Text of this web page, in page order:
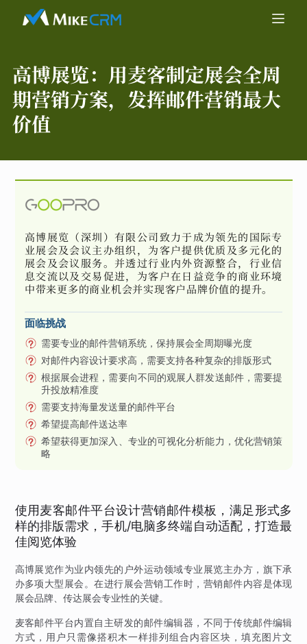
高博展览： 用麦客制定展会全周
期营销方案，发挥邮件营销最大
价值
高博展览（深圳）有限公司致力于成为领先的国际专
业展会及会议主办组织，为客户提供优质及多元化的
展会及会议服务。并透过行业内外资源整合，行业信
息交流以及交易促进，为客户在日益竞争的商业环境
中带来更多的商业机会并实现客户品牌价值的提升。
面临挑战
需要专业的邮件营销系统，保持展会全周期曝光度
对邮件内容设计要求高，需要支持各种复杂的排版形式
根据展会进程，需要向不同的观展人群发送邮件，需要提
升投放精准度
需要支持海量发送量的邮件平台
希望提高邮件送达率
希望获得更加深入、专业的可视化分析能力，优化营销策
略
使用麦客邮件平台设计营销邮件模板，满足形式多
样的排版需求，手机/电脑多终端自动适配，打造最
佳阅览体验
高博展览作为业内领先的户外运动领域专业展览主办方，旗下承
办多项大型展会。在进行展会营销工作时，营销邮件内容是体现
展会品牌、传达展会专业性的关键。
麦客邮件平台内置自主研发的邮件编辑器，不同于传统邮件编辑
方式，用户只需像搭积木一样排列组合内容区块，填充图片文